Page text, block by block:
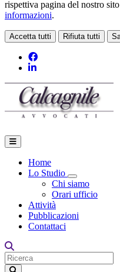
rispettiva pagina del nostro
informazioni.
Accetta tutti Rifiuta tutti
Home
Lo Studio
Toggle
Chi siamo
Orari ufficio
Attività
Pubblicazioni
Contattaci